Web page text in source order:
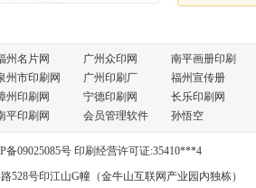
州名片网 广州众印网 南平画册印刷
州市印刷网 广州印刷厂 福州宣传册
州印刷网 宁德印刷网 长乐印刷网
平印刷网 会员管理软件 孙悟空
备09025085号 印刷经营许可证:35410***4
528号印江山G幢（金牛山互联网产业园内独栋）